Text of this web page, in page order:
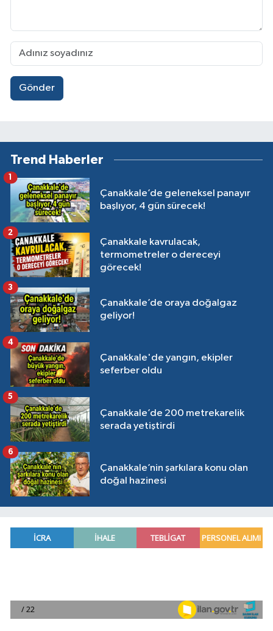
Gönder
Trend Haberler
Çanakkale’de geleneksel panayır
başlıyor, 4 gün sürecek!
1
Çanakkale kavrulacak,
termometreler o dereceyi
görecek!
2
Çanakkale’de oraya doğalgaz
geliyor!
3
Çanakkale'de yangın, ekipler
seferber oldu
4
Çanakkale’de 200 metrekarelik
serada yetiştirdi
5
Çanakkale’nin şarkılara konu olan
doğal hazinesi
6